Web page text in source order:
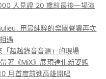
人見證 20 歲前最後一場演
用最純粹的樂團聲響再次
遇
超越錄音音源」的現場
著《MiX》展現進化新姿態
月首度前進高雄開唱